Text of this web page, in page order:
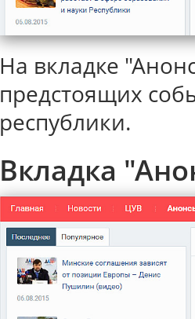
На вкладке
предстоящих
республики.
Вкладка